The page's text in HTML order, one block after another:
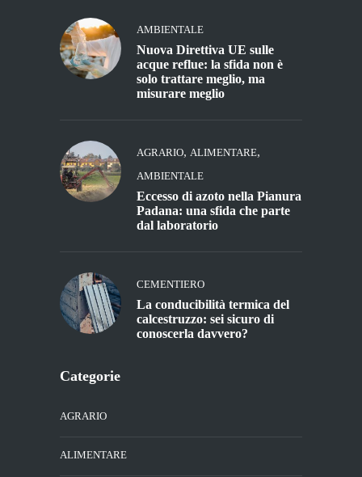
AMBIENTALE
Nuova Direttiva UE sulle
acque reflue: la sfida non è
solo trattare meglio, ma
misurare meglio
AGRARIO, ALIMENTARE,
AMBIENTALE
Eccesso di azoto nella Pianura
Padana: una sfida che parte
dal laboratorio
CEMENTIERO
La conducibilità termica del
calcestruzzo: sei sicuro di
conoscerla davvero?
Categorie
AGRARIO
ALIMENTARE